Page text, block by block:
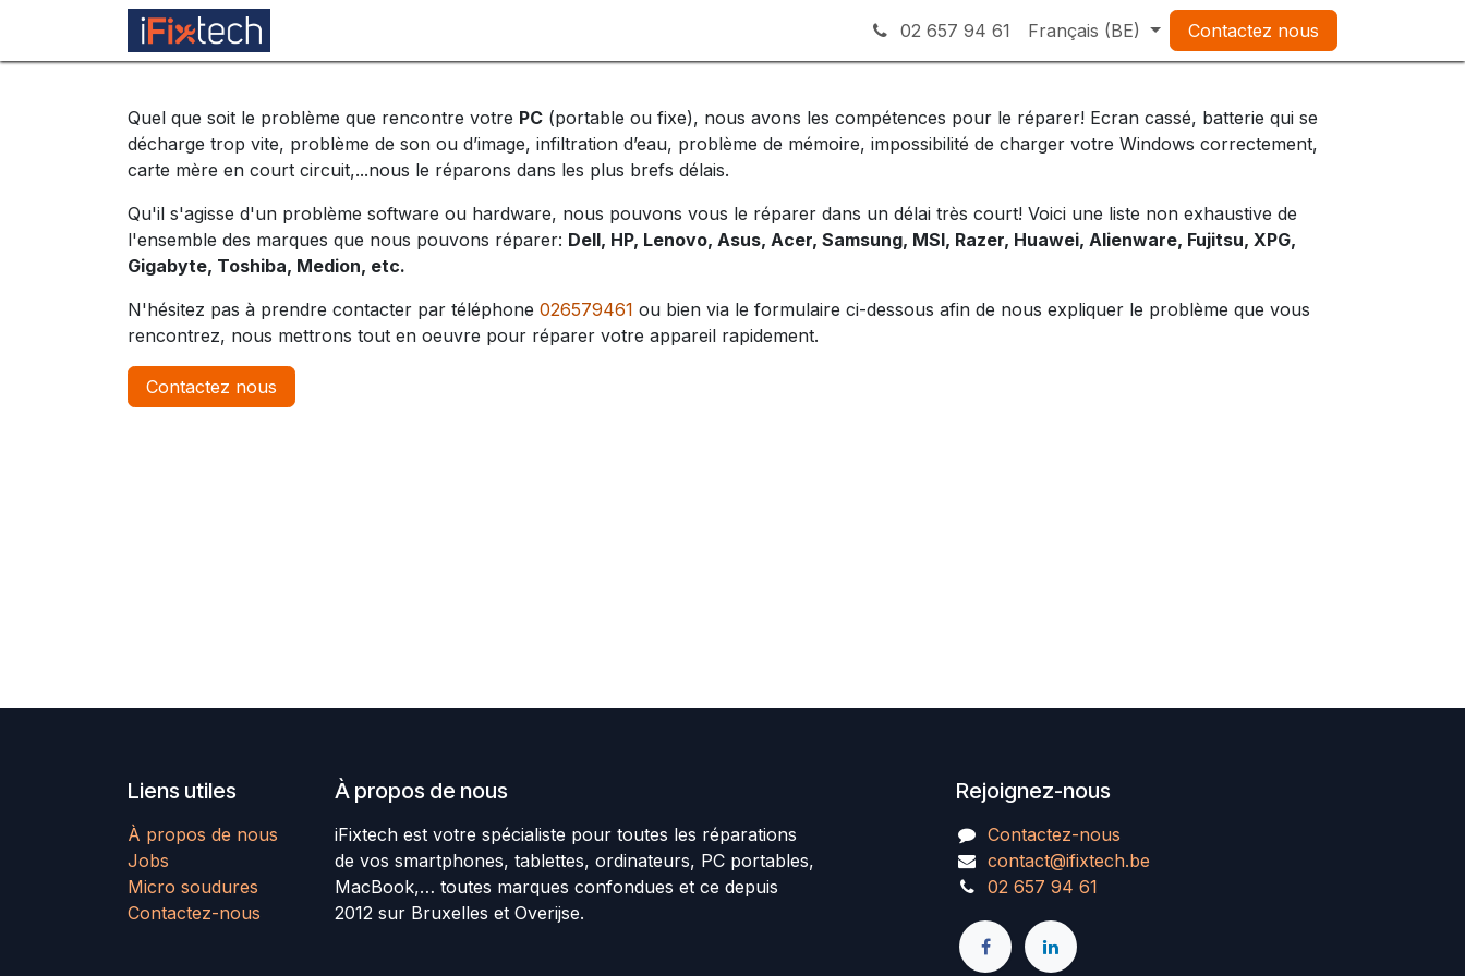
Se rendre au contenu
Blog02 657 94 61 Français (BE) Contactez nous
Quel que soit le problème que rencontre votre PC (portable ou fixe), nous avons les compétences pour le réparer! Ecran cassé, batterie qui se
décharge trop vite, problème de son ou d’image, infiltration d’eau, problème de mémoire, impossibilité de charger votre Windows correctement,
carte mère en court circuit,...nous le réparons dans les plus brefs délais.
Qu'il s'agisse d'un problème software ou hardware, nous pouvons vous le réparer dans un délai très court! Voici une liste non exhaustive de
l'ensemble des marques que nous pouvons réparer: Dell, HP, Lenovo, Asus, Acer, Samsung, MSI, Razer, Huawei, Alienware, Fujitsu, XPG,
Gigabyte, Toshiba, Medion, etc.
N'hésitez pas à prendre contacter par téléphone 026579461 ou bien via le formulaire ci-dessous afin de nous expliquer le problème que vous
rencontrez, nous mettrons tout en oeuvre pour réparer votre appareil rapidement.
Contactez nous
Liens utiles
À propos de nous
Jobs
Micro soudures
Contactez-nous
À propos de nous
iFixtech est votre spécialiste pour toutes les réparations
de vos smartphones, tablettes, ordinateurs, PC portables,
MacBook,… toutes marques confondues et ce depuis
2012 sur Bruxelles et Overijse.
Rejoignez-nous
Contactez-nous
contact@ifixtech.be
02 657 94 61